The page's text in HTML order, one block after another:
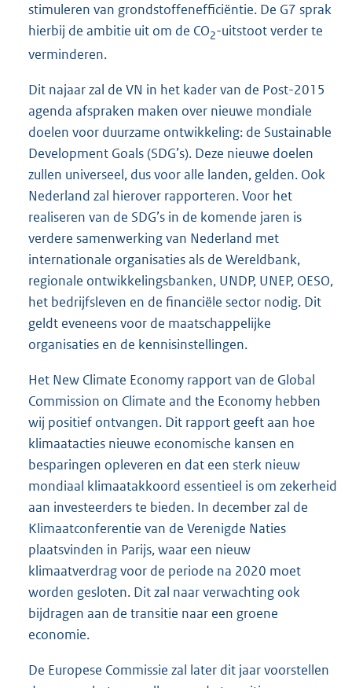
stimuleren van grondstoffenefficiëntie. De G7 sprak
hierbij de ambitie uit om de CO2-uitstoot verder te
verminderen.
Dit najaar zal de VN in het kader van de Post-2015
agenda afspraken maken over nieuwe mondiale
doelen voor duurzame ontwikkeling: de Sustainable
Development Goals (SDG’s). Deze nieuwe doelen
zullen universeel, dus voor alle landen, gelden. Ook
Nederland zal hierover rapporteren. Voor het
realiseren van de SDG’s in de komende jaren is
verdere samenwerking van Nederland met
internationale organisaties als de Wereldbank,
regionale ontwikkelingsbanken, UNDP, UNEP, OESO,
het bedrijfsleven en de financiële sector nodig. Dit
geldt eveneens voor de maatschappelijke
organisaties en de kennisinstellingen.
Het New Climate Economy rapport van de Global
Commission on Climate and the Economy hebben
wij positief ontvangen. Dit rapport geeft aan hoe
klimaatacties nieuwe economische kansen en
besparingen opleveren en dat een sterk nieuw
mondiaal klimaatakkoord essentieel is om zekerheid
aan investeerders te bieden. In december zal de
Klimaatconferentie van de Verenigde Naties
plaatsvinden in Parijs, waar een nieuw
klimaatverdrag voor de periode na 2020 moet
worden gesloten. Dit zal naar verwachting ook
bijdragen aan de transitie naar een groene
economie.
De Europese Commissie zal later dit jaar voorstellen